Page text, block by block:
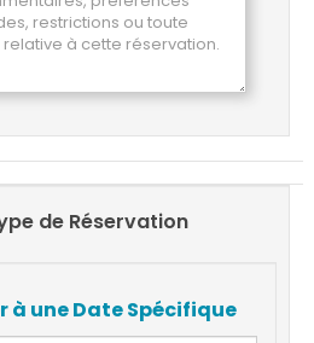
de Réservation
à une Date Spécifique